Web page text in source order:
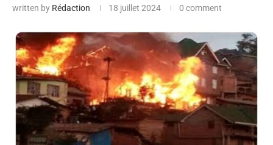
written by Rédaction 18 juillet 2024 0 comment